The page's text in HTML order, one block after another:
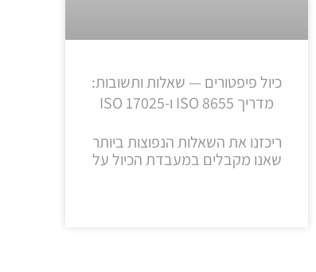
כיול פיפטורים — שאלות ותשובות:
מדריך ISO 8655 ו-ISO 17025
ריכזנו את השאלות הנפוצות ביותר
שאנו מקבלים במעבדת הכיול על